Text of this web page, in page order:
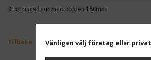
Brottnings figur med höjden 180mm
Tillbaka Vänligen välj företag eller privat